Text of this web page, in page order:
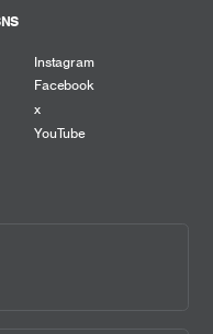
Instagram
Facebook
x
YouTube